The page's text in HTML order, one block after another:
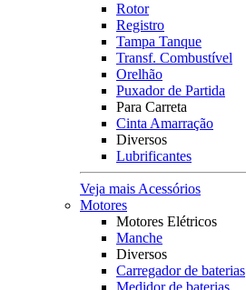
Rotor
Registro
Tampa Tanque
Transf. Combustível
Orelhão
Puxador de Partida
Para Carreta
Cinta Amarração
Diversos
Lubrificantes
Veja mais Acessórios
Motores
Motores Elétricos
Manche
Diversos
Carregador de baterias
Medidor de baterias